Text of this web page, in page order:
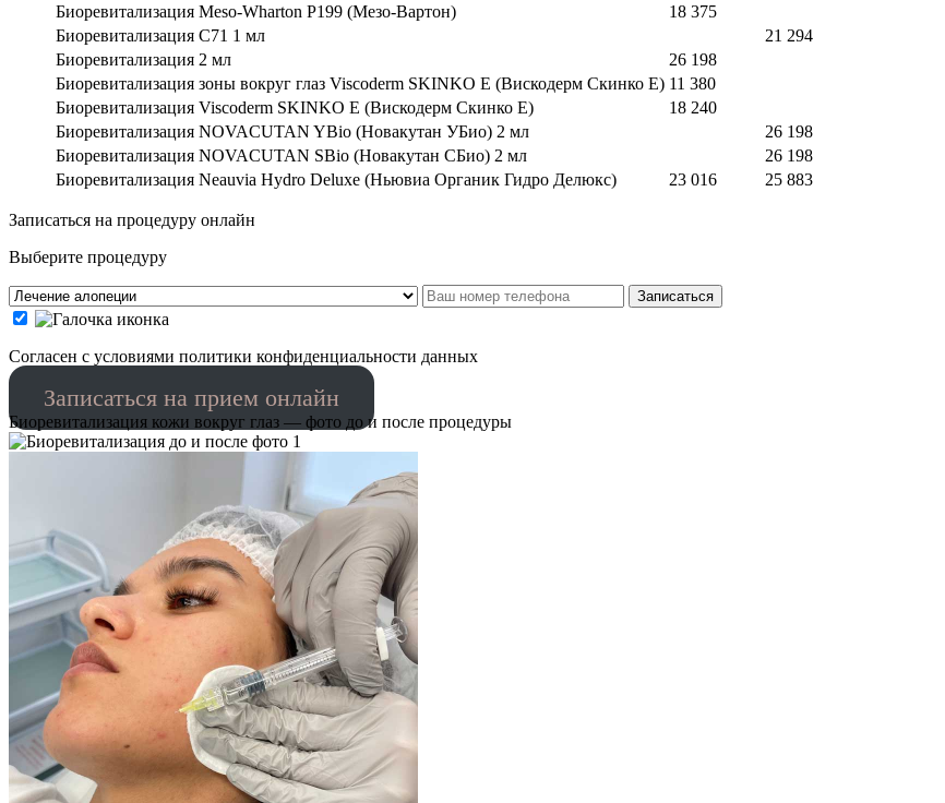
Биоревитализация Meso-Wharton P199 (Мезо-Вартон)
18 375
Биоревитализация C71 1 мл
21 294
Биоревитализация 2 мл
26 198
Биоревитализация зоны вокруг глаз Viscoderm SKINKO E (Вискодерм Скинко Е) 11 380
Биоревитализация Viscoderm SKINKO E (Вискодерм Скинко Е)
18 240
Биоревитализация NOVACUTAN YBio (Новакутан УБио) 2 мл
26 198
Биоревитализация NOVACUTAN SBio (Новакутан СБио) 2 мл
26 198
Биоревитализация Neauvia Hydro Deluxe (Ньювиа Органик Гидро Делюкс)
23 016 25 883
Записаться на процедуру онлайн
Выберите процедуру
Записаться
Cогласен с условиями политики конфиденциальности данных
Записаться на прием онлайн
Биоревитализация кожи вокруг глаз — фото до и после процедуры